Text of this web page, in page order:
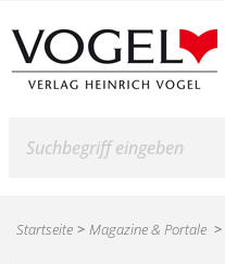
Startseite Magazine & Portale